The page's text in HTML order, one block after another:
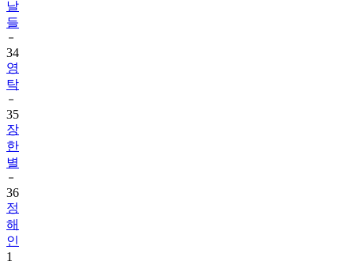
날
들
34
영
탁
35
장
한
별
36
정
해
인
1